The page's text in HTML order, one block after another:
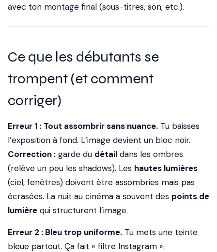
avec ton montage final (sous-titres, son, etc.).
Ce que les débutants se
trompent (et comment
corriger)
Erreur 1 : Tout assombrir sans nuance. Tu baisses
l’exposition à fond. L’image devient un bloc noir.
Correction : garde du détail dans les ombres
(relève un peu les shadows). Les hautes lumières
(ciel, fenêtres) doivent être assombries mais pas
écrasées. La nuit au cinéma a souvent des points de
lumière qui structurent l’image.
Erreur 2 : Bleu trop uniforme. Tu mets une teinte
bleue partout. Ça fait « filtre Instagram ».